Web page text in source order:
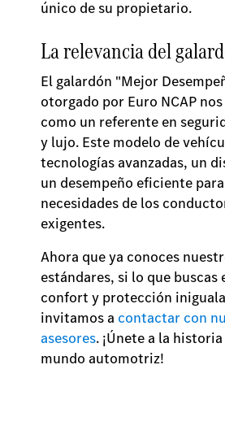
único de su propietario.
La relevancia del
El galardón "Mejor
otorgado por Euro NCAP
como un referente en
y lujo. Este modelo de
tecnologías avanzadas, un
un desempeño eficiente
necesidades de los
exigentes.
Ahora que ya conoces
estándares, si lo que buscas
confort y protección
invitamos a contactar con
asesores. ¡Únete a la
mundo automotriz!